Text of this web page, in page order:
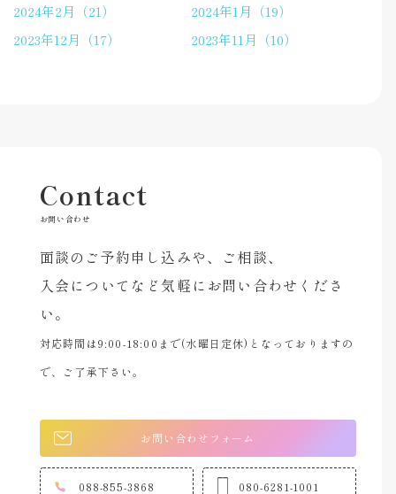
2024年2月（21）
2024年1月（19）
2023年12月（17）
2023年11月（10）
Contact
お問い合わせ
面談のご予約申し込みや、ご相談、
入会についてなど気軽にお問い合わせくださ
い。
対応時間は9:00-18:00まで(水曜日定休)となっておりますの
で、ご了承下さい。
お問い合わせフォーム
088-855-3868 080-6281-1001